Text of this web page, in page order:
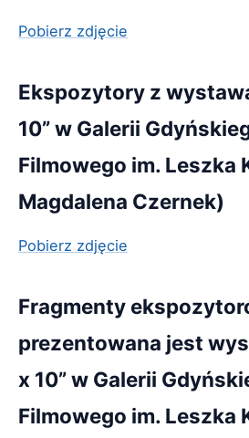
Pobierz zdjęcie
Ekspozytory z
10” w Galerii
Filmowego im. Leszka
Magdalena Czernek)
Pobierz zdjęcie
Fragmenty
prezentowana jest
x 10” w Galerii
Filmowego im. Leszka